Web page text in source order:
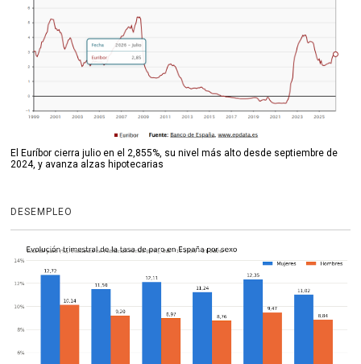
El Euríbor cierra julio en el 2,855%, su nivel más alto desde septiembre de
2024, y avanza alzas hipotecarias
DESEMPLEO